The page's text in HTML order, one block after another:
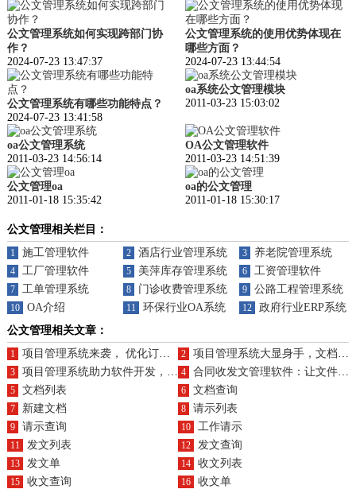
公文管理系统如何实现跨部门协
作？
2024-07-23 13:47:37
公文管理系统的使用优势体现在
哪些方面？
2024-07-23 13:44:54
公文管理系统有哪些功能特点？
2024-07-23 13:41:58
oa系统公文管理模块
2011-03-23 15:03:02
oa公文管理系统
2011-03-23 14:56:14
OA公文管理软件
2011-03-23 14:51:39
公文管理oa
2011-01-18 15:35:42
oa的公文管理
2011-01-18 15:30:17
公文管理相关栏目：
1 施工管理软件 2 酒店行业管理系统 3 养老院管理系统
4 工厂管理软件 5 美萍库存管理系统 6 工资管理软件
7 工单管理系统 8 门诊收费管理系统 9 公路工程管理系统
10 OA介绍 11 环保行业OA系统（ERP）
12
政府行业ERP系统
公文管理相关文章：
1 项目管理系统来袭， 优化订单生产文档流程，助力企业高效运营 2 项目管理系统大显身手，文档管理秒变轻松活！ 告别繁琐，轻松驾驭研发之路
3 项目管理系统助力软件开发，提升文档管理效率，让项目开发更顺 4 合同收发文管理软件：让文件管理、审批、流程、备份尽在掌控
5 文档列表 6 文档查询
7 新建文档 8 请示列表
9 请示查询 10 工作请示
11 发文列表 12 发文查询
13 发文单 14 收文列表
15 收文查询 16 收文单